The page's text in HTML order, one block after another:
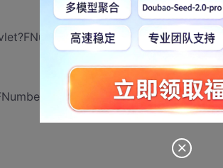
这个也试过了同样报错